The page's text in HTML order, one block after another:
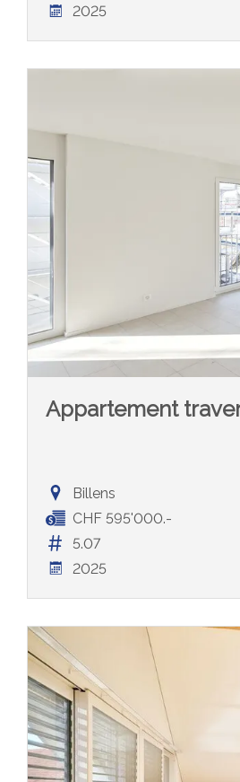
2025
Appartement
Billens
CHF 595'000.-
5.07
2025